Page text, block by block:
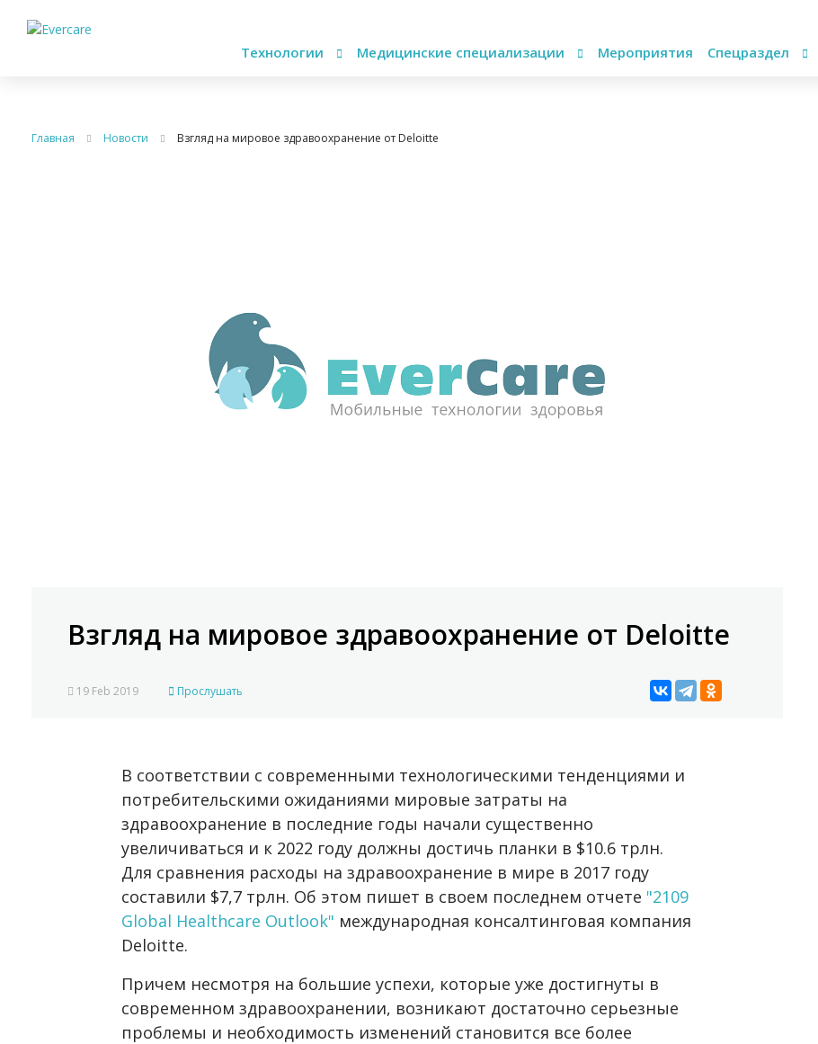
Технологии Медицинские специализации Мероприятия Спецраздел
Главная Новости Взгляд на мировое здравоохранение от Deloitte
Взгляд на мировое здравоохранение от Deloitte
19 Feb 2019 Прослушать
В соответствии с современными технологическими тенденциями и
потребительскими ожиданиями мировые затраты на
здравоохранение в последние годы начали существенно
увеличиваться и к 2022 году должны достичь планки в $10.6 трлн.
Для сравнения расходы на здравоохранение в мире в 2017 году
составили $7,7 трлн. Об этом пишет в своем последнем отчете "2109
Global Healthcare Outlook" международная консалтинговая компания
Deloitte.
Причем несмотря на большие успехи, которые уже достигнуты в
современном здравоохранении, возникают достаточно серьезные
проблемы и необходимость изменений становится все более